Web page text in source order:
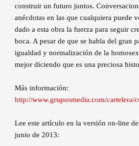
construir un futuro juntos.
anécdotas en las que cualquiera puede
dado a esta obra la fuerza para seguir
boca. A pesar de que se habla del gran
igualdad y normalización de la
mejor diciendo que es una preciosa
Más información:
http://www.gruposmedia.com/cartelera/
Lee este artículo en la versión on-line
junio de 2013: